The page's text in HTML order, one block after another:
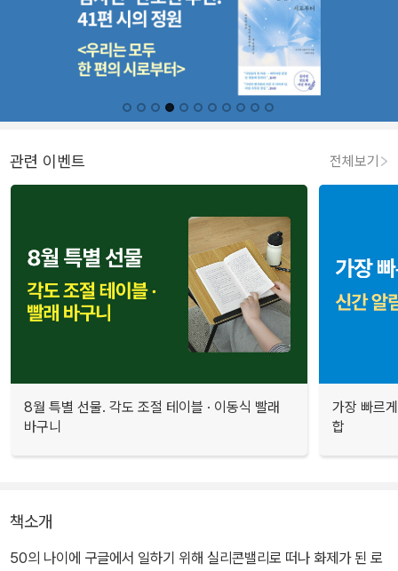
관련 이벤트 전체보기
8월 특별 선물. 각도 조절 테이블 · 이동식 빨래
바구니
가장 빠르
합
책소개
50의 나이에 구글에서 일하기 위해 실리콘밸리로 떠나 화제가 된 로